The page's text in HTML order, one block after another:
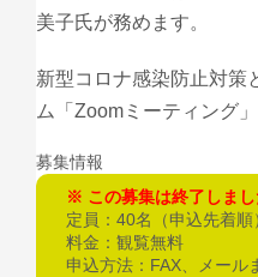
美子氏が務めます。
新型コロナ感染防止対策
ム「Zoomミーティング
募集情報
この募集は終了しまし
定員：40名（申込先着順
料金：観覧無料
申込方法：FAX、メール